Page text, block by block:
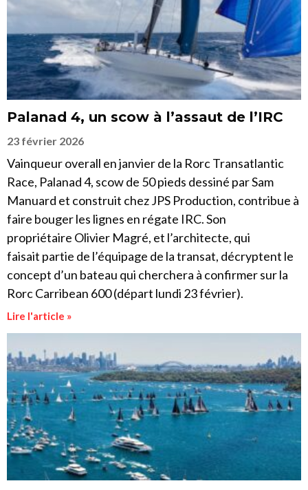
Palanad 4, un scow à l’assaut de l’IRC
23 février 2026
Vainqueur overall en janvier de la Rorc Transatlantic
Race, Palanad 4, scow de 50 pieds dessiné par Sam
Manuard et construit chez JPS Production, contribue à
faire bouger les lignes en régate IRC. Son
propriétaire Olivier Magré, et l’architecte, qui
faisait partie de l’équipage de la transat, décryptent le
concept d’un bateau qui cherchera à confirmer sur la
Rorc Carribean 600 (départ lundi 23 février).
Lire l'article »